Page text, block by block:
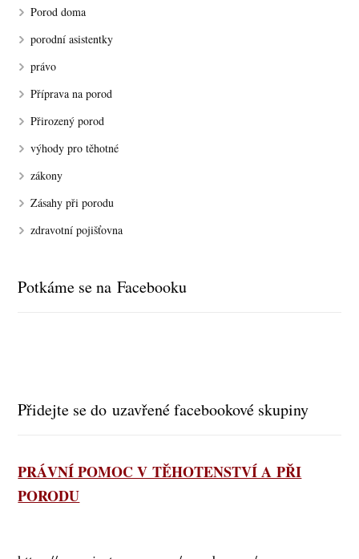
Porod doma
porodní asistentky
právo
Příprava na porod
Přirozený porod
výhody pro těhotné
zákony
Zásahy při porodu
zdravotní pojišťovna
Potkáme se na Facebooku
Přidejte se do uzavřené facebookové skupiny
PRÁVNÍ POMOC V TĚHOTENSTVÍ A PŘI
PORODU